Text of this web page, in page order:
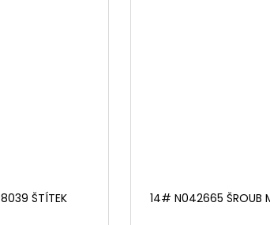
ŠTÍTEK 14# N042665 ŠROUB